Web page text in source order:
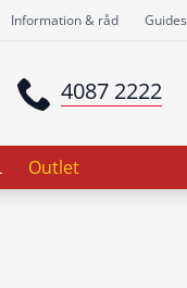
Information & råd Guides
4087 2222
Outlet